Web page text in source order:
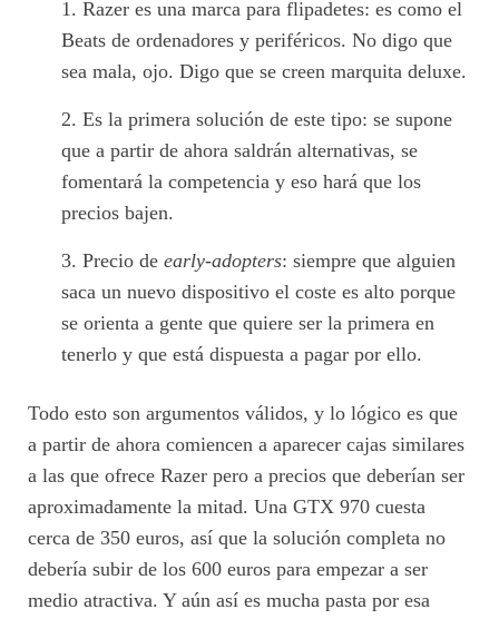
Razer es una marca para flipadetes: es como el
Beats de ordenadores y periféricos. No digo que
sea mala, ojo. Digo que se creen marquita deluxe.
Es la primera solución de este tipo: se supone
que a partir de ahora saldrán alternativas, se
fomentará la competencia y eso hará que los
precios bajen.
Precio de early-adopters: siempre que alguien
saca un nuevo dispositivo el coste es alto porque
se orienta a gente que quiere ser la primera en
tenerlo y que está dispuesta a pagar por ello.
Todo esto son argumentos válidos, y lo lógico es que
a partir de ahora comiencen a aparecer cajas similares
a las que ofrece Razer pero a precios que deberían ser
aproximadamente la mitad. Una GTX 970 cuesta
cerca de 350 euros, así que la solución completa no
debería subir de los 600 euros para empezar a ser
medio atractiva. Y aún así es mucha pasta por esa